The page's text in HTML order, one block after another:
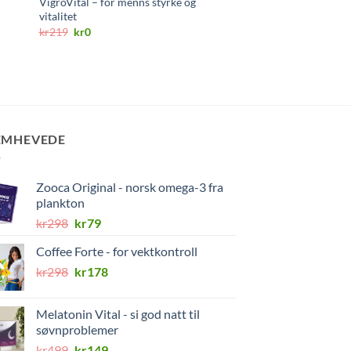
vitalitet
kr219 Opprinnelig
kr0Nåværende
Zooca Original - norsk omega-3 fra
plankton
kr298 Opprinnelig
var:
kr298.
kr79Nåværende
er:
kr79.
Coffee Forte - for vektkontroll
kr298 Opprinnelig
kr298.
kr178Nåværende
kr178.
Melatonin Vital - si god natt til
søvnproblemer